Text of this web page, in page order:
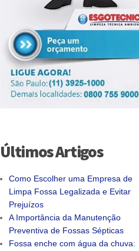
Últimos Artigos
Como Escolher uma Empresa de
Limpa Fossa Legalizada e Evitar
Prejuízos
A Importância da Manutenção
Preventiva de Fossas Sépticas
Fossa enche com água da chuva: